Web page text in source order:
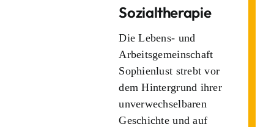
Sozialtherapie
Die Lebens- und
Arbeitsgemeinschaft
Sophienlust strebt vor
dem Hintergrund ihrer
unverwechselbaren
Geschichte und auf